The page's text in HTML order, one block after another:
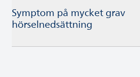
Symptom på mycket grav
hörselnedsättning